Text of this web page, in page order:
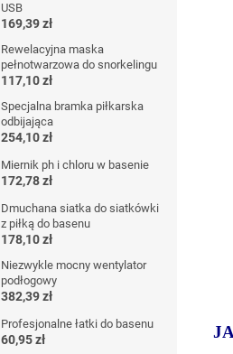
USB
169,39 zł
Rewelacyjna maska ​​
pełnotwarzowa do snorkelingu
117,10 zł
Specjalna bramka piłkarska
odbijająca
254,10 zł
Miernik ph i chloru w basenie
172,78 zł
Dmuchana siatka do siatkówki
z piłką do basenu
178,10 zł
Niezwykle mocny wentylator
podłogowy
382,39 zł
Profesjonalne łatki do basenu
60,95 zł